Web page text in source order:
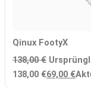
Qinux FootyX
138,00€
138,00 €69,00 €